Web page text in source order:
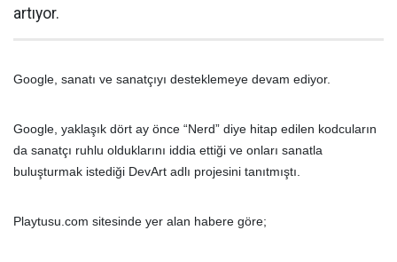
artıyor.
Google, sanatı ve sanatçıyı desteklemeye devam ediyor.
Google, yaklaşık dört ay önce “Nerd” diye hitap edilen kodcuların
da sanatçı ruhlu olduklarını iddia ettiği ve onları sanatla
buluşturmak istediği DevArt adlı projesini tanıtmıştı.
Playtusu.com sitesinde yer alan habere göre;